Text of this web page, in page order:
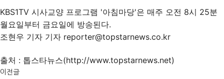
KBS1TV 시사교양 프로그램 '아침마당'은 매주 오전 8시 25분
월요일부터 금요일에 방송된다.
조현우 기자 기자 reporter@topstarnews.co.kr
출처 : 톱스타뉴스(http://www.topstarnews.net)
이전글